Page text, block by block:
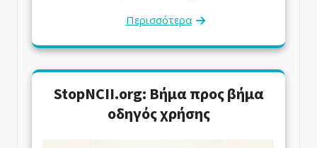
Περισσότερα
StopNCII.org: Βήμα προς βήμα
οδηγός χρήσης